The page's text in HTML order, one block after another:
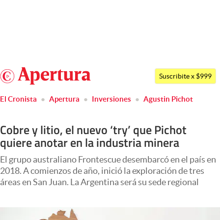
Argentina
México
Colombia
Members
Economía y Política
Mercados Online
Columnistas
Suscribite x $999
El Cronista Apertura Inversiones Agustin Pichot
Cobre y litio, el nuevo ‘try’ que Pichot
quiere anotar en la industria minera
El grupo australiano Frontescue desembarcó en el país en
2018. A comienzos de año, inició la exploración de tres
áreas en San Juan. La Argentina será su sede regional